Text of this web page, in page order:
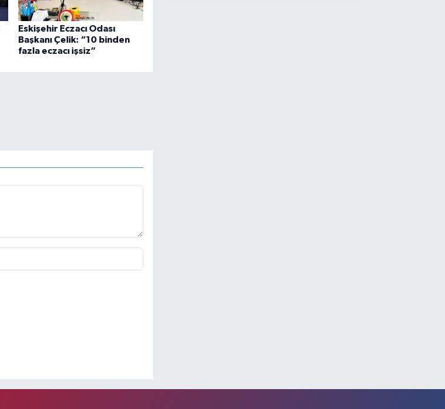
Eskişehir Eczacı Odası
Başkanı Çelik: “10 binden
fazla eczacı işsiz”